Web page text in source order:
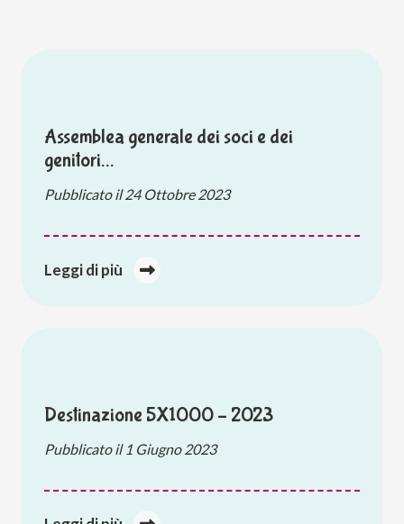
Assemblea generale dei soci e dei
genitori…
Pubblicato il24 Ottobre 2023
Leggi di più
Destinazione 5X1000 – 2023
Pubblicato il 1 Giugno 2023